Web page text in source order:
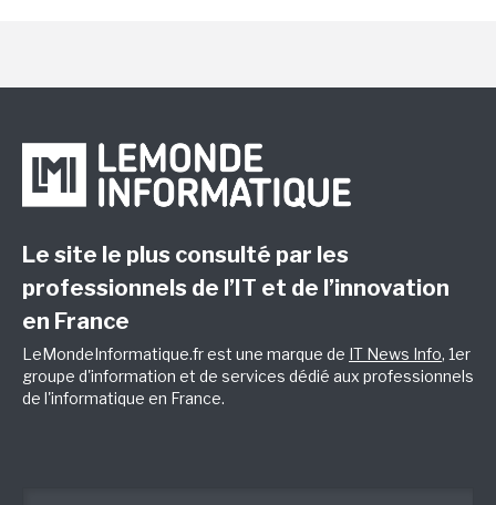
Le site le plus consulté par les
professionnels de l’IT et de l’innovation
en France
LeMondeInformatique.fr est une marque de IT News Info, 1er
groupe d'information et de services dédié aux professionnels
de l'informatique en France.